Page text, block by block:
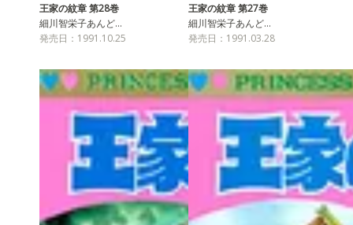
王家の紋章 第28巻
細川智栄子あんど…
発売日：1991.10.25
王家の紋章 第27巻
細川智栄子あんど…
発売日：1991.03.28